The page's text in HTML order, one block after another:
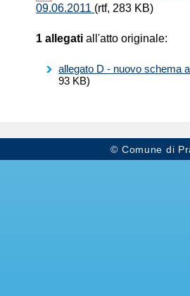
09.06.2011 (rtf, 283 KB)
1 allegati all'atto originale:
allegato D - nuovo schema
93 KB)
© Comune di